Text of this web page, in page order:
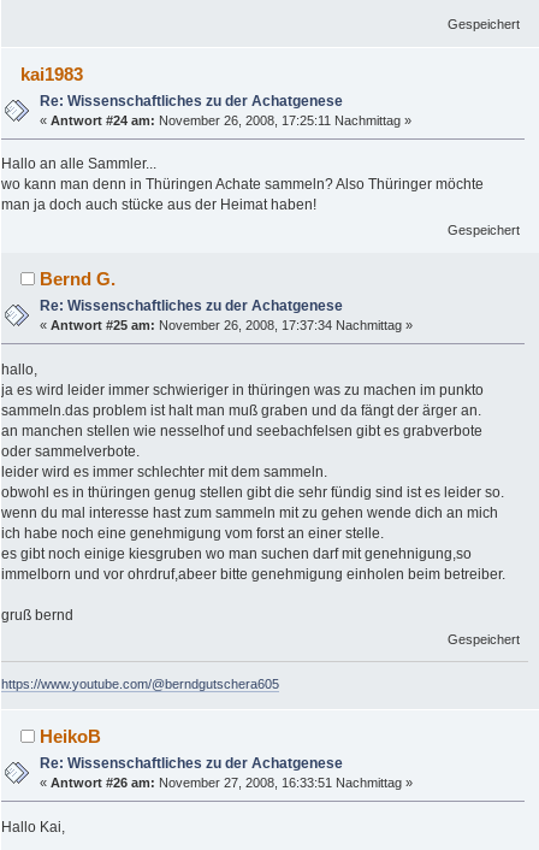
Gespeichert
kai1983
Re: Wissenschaftliches zu der Achatgenese
«Antwort #24 am: November 26, 2008, 17:25:11 Nachmittag »
Hallo an alle Sammler...
wo kann man denn in Thüringen Achate sammeln? Also Thüringer möchte
man ja doch auch stücke aus der Heimat haben!
Gespeichert
Bernd G.
Re: Wissenschaftliches zu der Achatgenese
«Antwort #25 am: November 26, 2008, 17:37:34 Nachmittag »
hallo,
ja es wird leider immer schwieriger in thüringen was zu machen im punkto
sammeln.das problem ist halt man muß graben und da fängt der ärger an.
an manchen stellen wie nesselhof und seebachfelsen gibt es grabverbote
oder sammelverbote.
leider wird es immer schlechter mit dem sammeln.
obwohl es in thüringen genug stellen gibt die sehr fündig sind ist es leider so.
wenn du mal interesse hast zum sammeln mit zu gehen wende dich an mich
ich habe noch eine genehmigung vom forst an einer stelle.
es gibt noch einige kiesgruben wo man suchen darf mit genehnigung,so
immelborn und vor ohrdruf,abeer bitte genehmigung einholen beim betreiber.
gruß bernd
Gespeichert
https://www.youtube.com/@berndgutschera605
HeikoB
Re: Wissenschaftliches zu der Achatgenese
«Antwort #26 am: November 27, 2008, 16:33:51 Nachmittag »
Hallo Kai,